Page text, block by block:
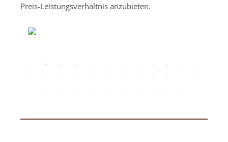
Preis-Leistungsverhältnis anzubieten.